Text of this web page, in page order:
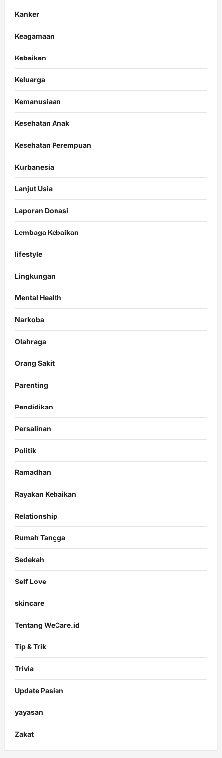
Kanker
Keagamaan
Kebaikan
Keluarga
Kemanusiaan
Kesehatan Anak
Kesehatan Perempuan
Kurbanesia
Lanjut Usia
Laporan Donasi
Lembaga Kebaikan
lifestyle
Lingkungan
Mental Health
Narkoba
Olahraga
Orang Sakit
Parenting
Pendidikan
Persalinan
Politik
Ramadhan
Rayakan Kebaikan
Relationship
Rumah Tangga
Sedekah
Self Love
skincare
Tentang WeCare.id
Tip & Trik
Trivia
Update Pasien
yayasan
Zakat